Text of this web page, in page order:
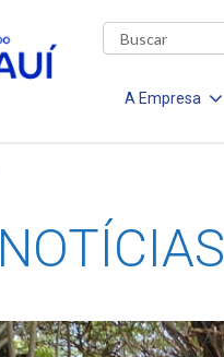
A Empresa
NOTÍCIAS